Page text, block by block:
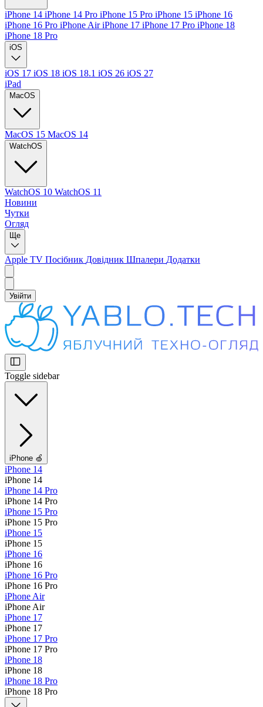
iPhone 14 iPhone 14 Pro iPhone 15 Pro iPhone 15 iPhone 16
iPhone 16 Pro iPhone AiriPhone 17 iPhone 17 Pro iPhone 18
iPhone 18 Pro
iOS
iOS 17 iOS 18 iOS 18.1 iOS 26 iOS 27
iPad
MacOS
MacOS 15 MacOS 14
WatchOS
WatchOS 10 WatchOS 11
Новини
Чутки
Огляд
Ще
Apple TV Посібник Довідник Шпалери Додатки
Увійти
Toggle sidebar
iPhone 🍏
iPhone 14
iPhone 14
iPhone 14 Pro
iPhone 14 Pro
iPhone 15 Pro
iPhone 15 Pro
iPhone 15
iPhone 15
iPhone 16
iPhone 16
iPhone 16 Pro
iPhone 16 Pro
iPhone Air
iPhone Air
iPhone 17
iPhone 17
iPhone 17 Pro
iPhone 17 Pro
iPhone 18
iPhone 18
iPhone 18 Pro
iPhone 18 Pro